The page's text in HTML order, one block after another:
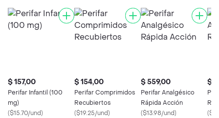
$ 157,00
Perifar Infantil (100
mg)
($15.70/und)
$ 154,00
Perifar Comprimidos
Recubiertos
($19.25/und)
$ 559,00
Perifar Analgésico
Rápida Acción
($13.98/und)
$
(